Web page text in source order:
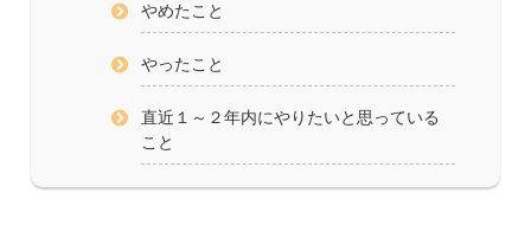
やめたこと
やったこと
直近１～２年内にやりたいと思っている
こと